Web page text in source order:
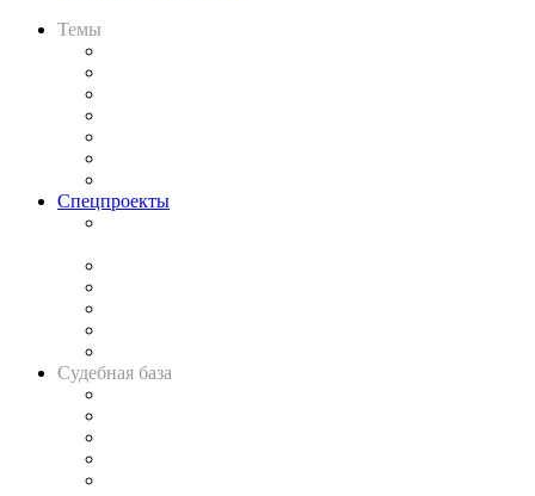
Темы
Спецпроекты
Судебная база